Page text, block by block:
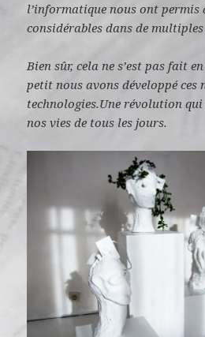
l’informatique nous ont permis
considérables dans de multiples
Bien sûr, cela ne s’est pas fait
petit nous avons développé ces
technologies.Une révolution qui
nos vies de tous les jours.